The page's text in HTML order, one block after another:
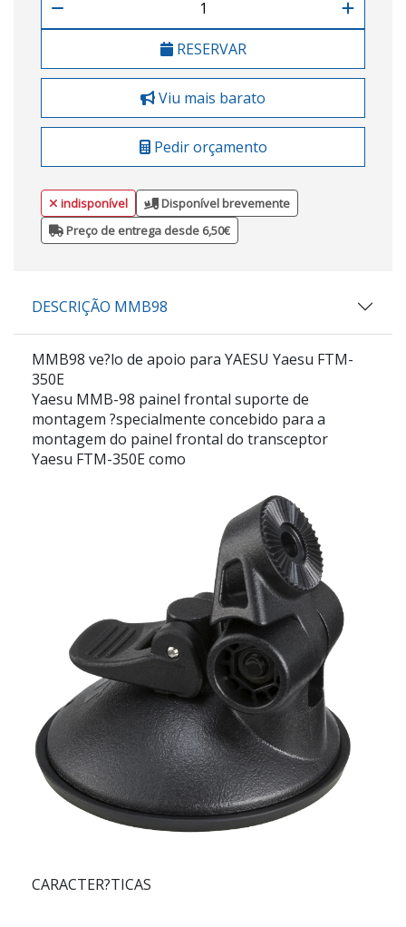
RESERVAR
Viu mais barato
Pedir orçamento
indisponível
Disponível brevemente
Preço de entrega desde 6,50€
DESCRIÇÃO MMB98
MMB98 ve?lo de apoio para YAESU Yaesu FTM-
350E
Yaesu MMB-98 painel frontal suporte de
montagem ?specialmente concebido para a
montagem do painel frontal do transceptor
Yaesu FTM-350E como
CARACTER?TICAS